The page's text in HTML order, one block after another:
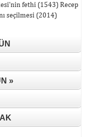
fethi (1543) Recep
seçilmesi (2014)
»